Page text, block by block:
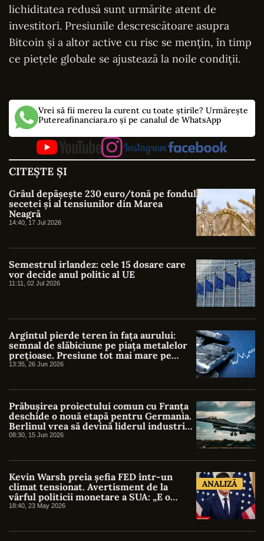
lichiditatea redusă sunt urmărite atent de
investitori. Presiunile descrescătoare asupra
Bitcoin și a altor active cu risc se mențin, în timp
ce piețele globale se ajustează la noile condiții.
Vrei să fii mereu la curent cu toate știrile? Urmărește
Putereafinanciara.ro și pe canalul de WhatsApp
CITEȘTE ȘI
Grâul depășește 230 euro/tonă pe fondul
secetei și al tensiunilor din Marea
Neagră
14:40, 17 Jul 2026
Semestrul irlandez: cele 15 dosare care
vor decide anul politic al UE
11:11, 02 Jul 2026
Argintul pierde teren în fața aurului:
semnal de slăbiciune pe piața metalelor
prețioase. Presiune tot mai mare pe
argint după maximele din ianuarie
13:35, 26 Jun 2026
Prăbușirea proiectului comun cu Franța
deschide o nouă etapă pentru Germania.
Berlinul vrea să devină liderul industriei
aerospațiale europene. Ce ar trebui să
08:30, 15 Jun 2026
Kevin Warsh preia șefia FED într-un
climat tensionat. Avertisment de la
vârful politicii monetare a SUA: „E o
nebunie să vorbești despre reduceri de
18:40, 23 May 2026
ANALIZĂ